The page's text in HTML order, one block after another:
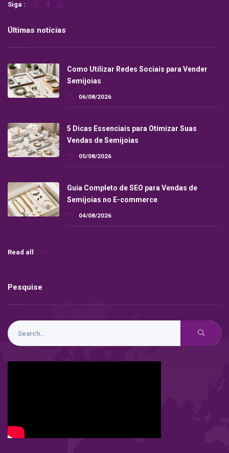
Siga :
Últimas notícias
Como Utilizar Redes Sociais para Vender
Semijoias
06/08/2026
5 Dicas Essenciais para Otimizar Suas
Vendas de Semijoias
05/08/2026
Guia Completo de SEO para Vendas de
Semijoias no E-commerce
04/08/2026
Read all
Pesquise